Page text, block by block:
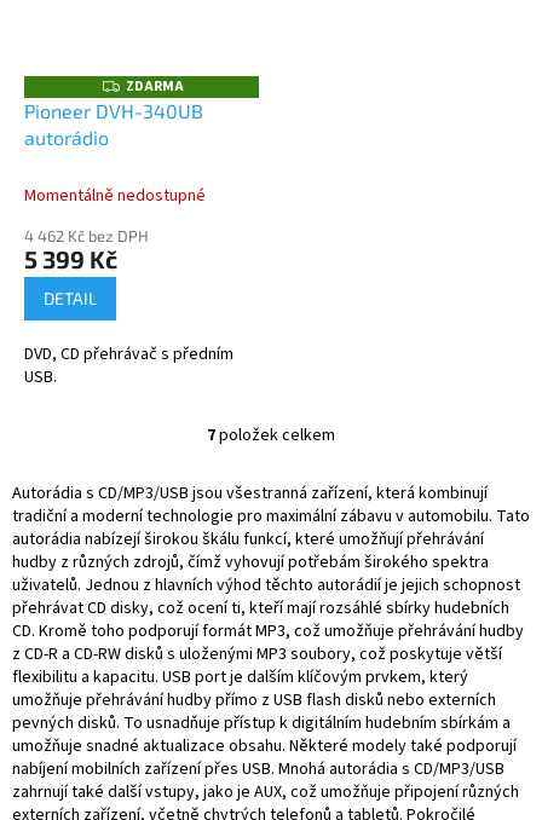
Z
D
A
ZDARMA
Pioneer DVH-340UB
autorádio
Momentálně nedostupné
4 462 Kč bez DPH
5 399 Kč
DETAIL
DVD, CD přehrávač s předním
USB.
O
l
á
d
a
c
í
p
r
v
k
y
v
ý
p
i
7položek celkem
Autorádia s CD/MP3/USB jsou všestranná zařízení, která kombinují
tradiční a moderní technologie pro maximální zábavu v automobilu. Tato
autorádia nabízejí širokou škálu funkcí, které umožňují přehrávání
hudby z různých zdrojů, čímž vyhovují potřebám širokého spektra
uživatelů. Jednou z hlavních výhod těchto autorádií je jejich schopnost
přehrávat CD disky, což ocení ti, kteří mají rozsáhlé sbírky hudebních
CD. Kromě toho podporují formát MP3, což umožňuje přehrávání hudby
z CD-R a CD-RW disků s uloženými MP3 soubory, což poskytuje větší
flexibilitu a kapacitu. USB port je dalším klíčovým prvkem, který
umožňuje přehrávání hudby přímo z USB flash disků nebo externích
pevných disků. To usnadňuje přístup k digitálním hudebním sbírkám a
umožňuje snadné aktualizace obsahu. Některé modely také podporují
nabíjení mobilních zařízení přes USB. Mnohá autorádia s CD/MP3/USB
zahrnují také další vstupy, jako je AUX, což umožňuje připojení různých
externích zařízení, včetně chytrých telefonů a tabletů. Pokročilé